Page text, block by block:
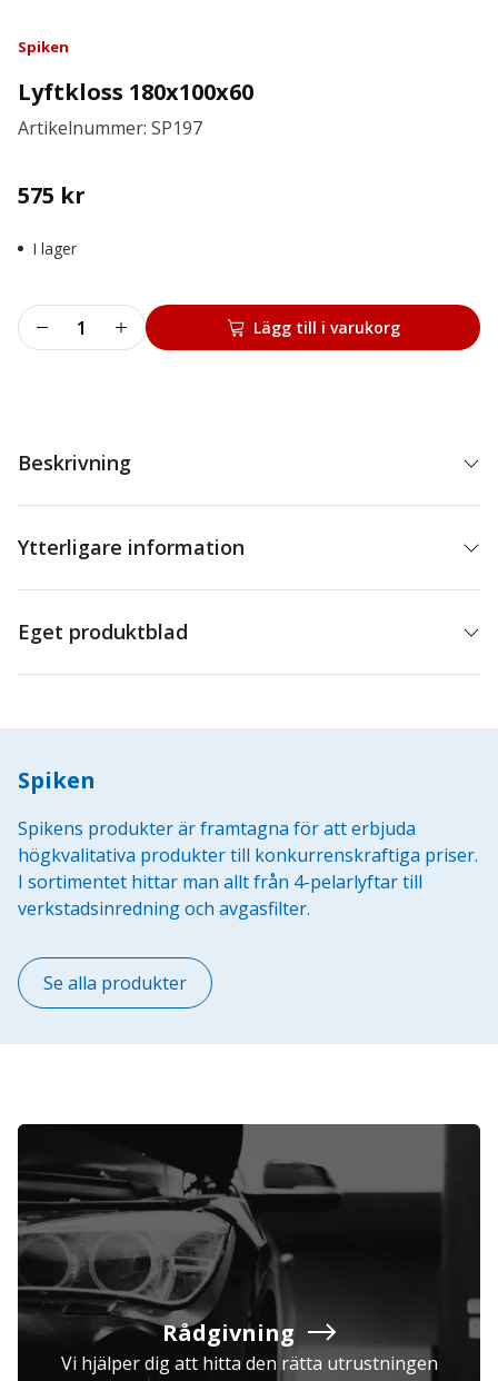
Spiken
Lyftkloss 180x100x60
Artikelnummer: SP197
575 kr
I lager
Lyftkloss
180x100x60
Lägg till i varukorg
Beskrivning
Ytterligare information
Eget produktblad
Spiken
Spikens produkter är framtagna för att erbjuda
högkvalitativa produkter till konkurrenskraftiga priser.
I sortimentet hittar man allt från 4-pelarlyftar till
verkstadsinredning och avgasfilter.
Se alla produkter
Rådgivning
Vi hjälper dig att hitta den rätta utrustningen